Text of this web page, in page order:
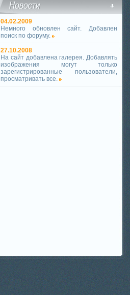
04.02.2009
Немного обновлен сайт. Добавлен
поиск по форуму.
27.10.2008
На сайт добавлена галерея. Добавлять
изображения могут только
зарегистрированные пользователи,
просматривать все.